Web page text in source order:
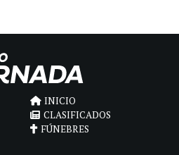
INICIO
CLASIFICADOS
FÚNEBRES